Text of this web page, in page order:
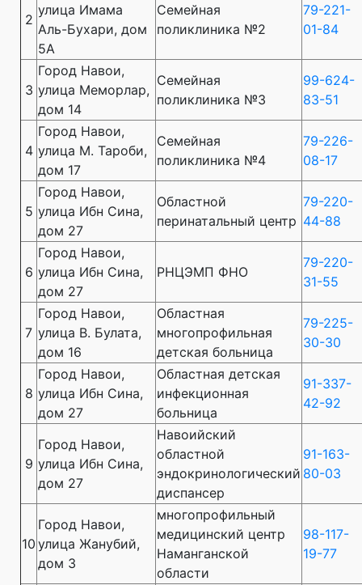
2
улица Имама
Аль-Бухари, дом
5А
Семейная
поликлиника №2
79-221-
01-84
3
Город Навои,
улица Меморлар,
дом 14
Семейная
поликлиника №3
99-624-
83-51
4
Город Навои,
улица М. Тароби,
дом 17
Семейная
поликлиника №4
79-226-
08-17
5
Город Навои,
улица Ибн Сина,
дом 27
Областной
перинатальный центр
79-220-
44-88
6
Город Навои,
улица Ибн Сина,
дом 27
РНЦЭМП ФНО
79-220-
31-55
7
Город Навои,
улица В. Булата,
дом 16
Областная
многопрофильная
детская больница
79-225-
30-30
8
Город Навои,
улица Ибн Сина,
дом 27
Областная детская
инфекционная
больница
91-337-
42-92
9
Город Навои,
улица Ибн Сина,
дом 27
Навоийский
областной
эндокринологический
диспансер
91-163-
80-03
10
Город Навои,
улица Жанубий,
дом 3
многопрофильный
медицинский центр
Наманганской
области
98-117-
19-77